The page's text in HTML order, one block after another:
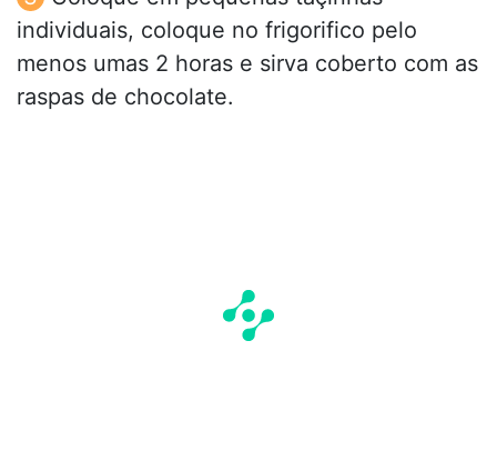
individuais, coloque no frigorifico pelo
menos umas 2 horas e sirva coberto com as
raspas de chocolate.